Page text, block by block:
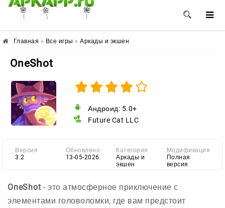
🌸 🌼 🌺
Главная » Все игры » Аркады и экшен
OneShot
Андроид: 5.0+
Future Cat LLC
Версия
3.2
Обновлено
13-05-2026
Категория
Аркады и
экшен
Модификация
Полная
версия
OneShot- это атмосферное приключение с
элементами головоломки, где вам предстоит